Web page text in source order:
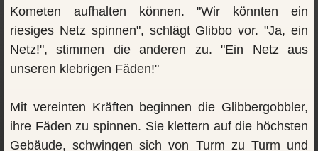
Kometen aufhalten können. "Wir könnten ein
riesiges Netz spinnen", schlägt Glibbo vor. "Ja, ein
Netz!", stimmen die anderen zu. "Ein Netz aus
unseren klebrigen Fäden!"
Mit vereinten Kräften beginnen die Glibbergobbler,
ihre Fäden zu spinnen. Sie klettern auf die höchsten
Gebäude, schwingen sich von Turm zu Turm und